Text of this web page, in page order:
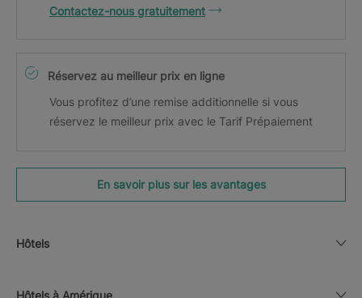
Contactez-nous gratuitement
Réservez au meilleur prix en ligne
Vous profitez d’une remise additionnelle si vous
réservez le meilleur prix avec le Tarif Prépaiement
En savoir plus sur les avantages
Hôtels
Hôtels à Amérique